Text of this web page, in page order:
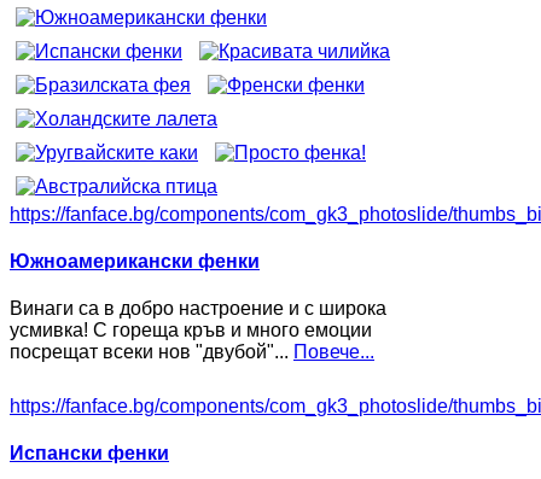
https://fanface.bg/components/com_gk3_photoslide/
Южноамерикански фенки
Винаги са в добро настроение и с широка
усмивка! С гореща кръв и много емоции
посрещат всеки нов "двубой"... Повече...
https://fanface.bg/components/com_gk3_photoslide/
Испански фенки